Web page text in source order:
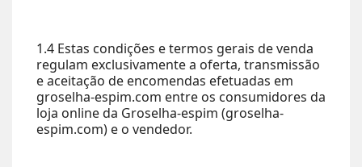
1.4 Estas condições e termos gerais de venda
regulam exclusivamente a oferta, transmissão
e aceitação de encomendas efetuadas em
groselha-espim.com entre os consumidores da
loja online da Groselha-espim (groselha-
espim.com) e o vendedor.